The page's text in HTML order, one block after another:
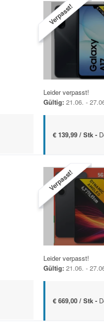
Verpasst!
Leider verpasst!
Gültig: 21.06. -
€ 139,99 / Stk -
Verpasst!
Leider verpasst!
Gültig: 21.06. -
€ 669,00 / Stk -